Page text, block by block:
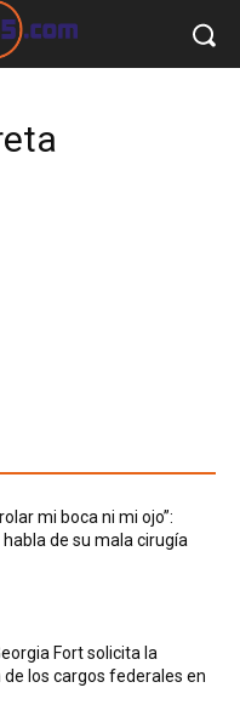
mi boca ni mi ojo”:
de su mala cirugía
Fort solicita la
los cargos federales en